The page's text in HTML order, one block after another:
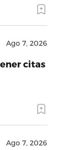
Ago 7, 2026
citas
Ago 7, 2026